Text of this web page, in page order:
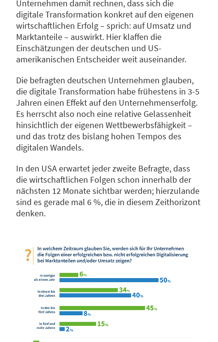
Unternehmen damit rechnen, dass sich die
digitale Transformation konkret auf den eigenen
wirtschaftlichen Erfolg – sprich: auf Umsatz und
Marktanteile – auswirkt. Hier klaffen die
Einschätzungen der deutschen und US-
amerikanischen Entscheider weit auseinander.
Die befragten deutschen Unternehmen glauben,
die digitale Transformation habe frühestens in 3-5
Jahren einen Effekt auf den Unternehmenserfolg.
Es herrscht also noch eine relative Gelassenheit
hinsichtlich der eigenen Wettbewerbsfähigkeit –
und das trotz des bislang hohen Tempos des
digitalen Wandels.
In den USA erwartet jeder zweite Befragte, dass
die wirtschaftlichen Folgen schon innerhalb der
nächsten 12 Monate sichtbar werden; hierzulande
sind es gerade mal 6 %, die in diesem Zeithorizont
denken.